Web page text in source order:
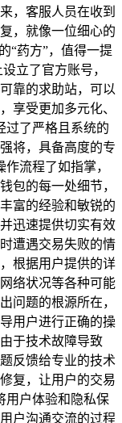
，客服人员在收到
，就像一位细心的
“药方”，值得一提
立了官方账号，
靠的求助站，可以
享受更加多元化、
过了严格且系统的
将，具备高度的专
流程了如指掌，
包的每一处细节，
富的经验和敏锐的
迅速提供切实有效
遭遇交易失败的情
根据用户提供的详
络状况等各种可能
问题的根源所在，
用户进行正确的操
于技术故障导致
反馈给专业的技术
复，让用户的交易
用户体验和隐私保
户沟通交流的过程